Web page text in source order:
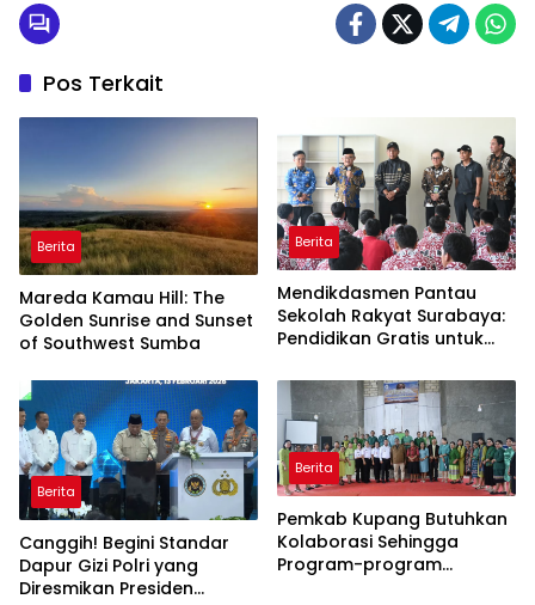
Pos Terkait
Berita
Mareda Kamau Hill: The
Golden Sunrise and Sunset
of Southwest Sumba
Berita
Mendikdasmen Pantau
Sekolah Rakyat Surabaya:
Pendidikan Gratis untuk
Berita
Canggih! Begini Standar
Dapur Gizi Polri yang
Diresmikan Presiden
Berita
Pemkab Kupang Butuhkan
Kolaborasi Sehingga
Program-program